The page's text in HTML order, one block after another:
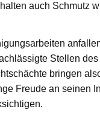
auch Schmutz
Stellen
bringen
Freude an seinen